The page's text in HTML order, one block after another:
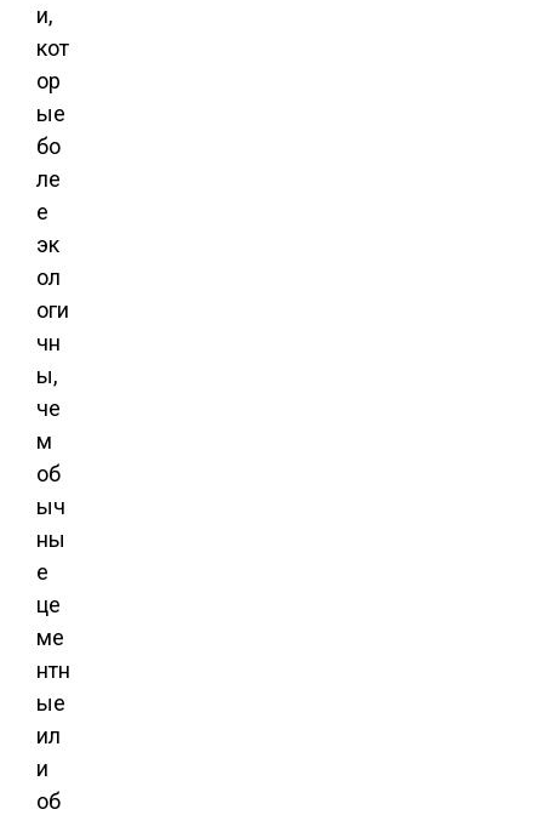
и,
кот
ор
ые
бо
ле
е
эк
ол
оги
чн
ы,
че
м
об
ыч
ны
е
це
ме
нтн
ые
ил
и
об